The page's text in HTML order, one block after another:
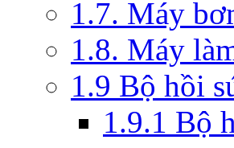
1.7. Máy
1.8. Máy
1.9 Bộ hồi
1.9.1 Bộ